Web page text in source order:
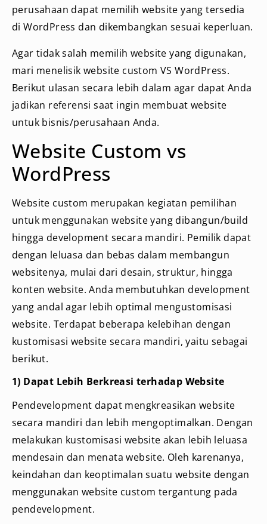
perusahaan dapat memilih website yang tersedia
di WordPress dan dikembangkan sesuai keperluan.
Agar tidak salah memilih website yang digunakan,
mari menelisik website custom VS WordPress.
Berikut ulasan secara lebih dalam agar dapat Anda
jadikan referensi saat ingin membuat website
untuk bisnis/perusahaan Anda.
Website Custom vs
WordPress
Website custom merupakan kegiatan pemilihan
untuk menggunakan website yang dibangun/build
hingga development secara mandiri. Pemilik dapat
dengan leluasa dan bebas dalam membangun
websitenya, mulai dari desain, struktur, hingga
konten website. Anda membutuhkan development
yang andal agar lebih optimal mengustomisasi
website. Terdapat beberapa kelebihan dengan
kustomisasi website secara mandiri, yaitu sebagai
berikut.
1) Dapat Lebih Berkreasi terhadap Website
Pendevelopment dapat mengkreasikan website
secara mandiri dan lebih mengoptimalkan. Dengan
melakukan kustomisasi website akan lebih leluasa
mendesain dan menata website. Oleh karenanya,
keindahan dan keoptimalan suatu website dengan
menggunakan website custom tergantung pada
pendevelopment.